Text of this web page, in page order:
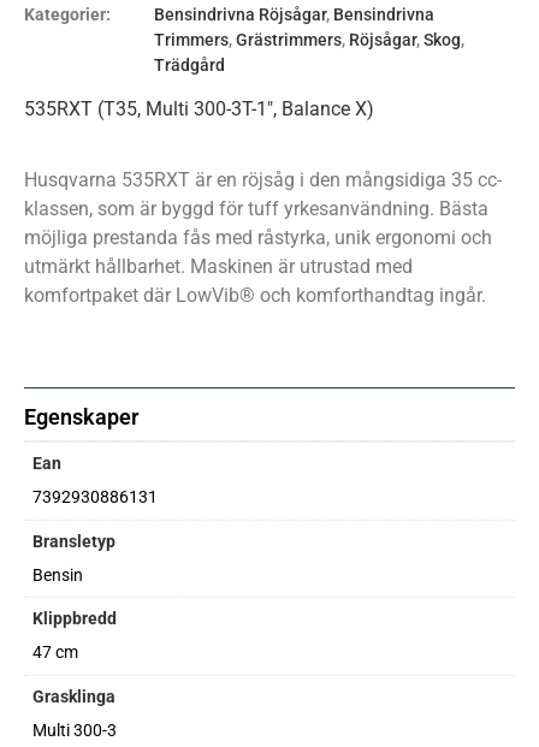
Kategorier:
Bensindrivna Röjsågar, Bensindrivna
Trimmers,Grästrimmers, Röjsågar,Skog,
Trädgård
535RXT (T35, Multi 300-3T-1″, Balance X)
Husqvarna 535RXT är en röjsåg i den mångsidiga 35 cc-
klassen, som är byggd för tuff yrkesanvändning. Bästa
möjliga prestanda fås med råstyrka, unik ergonomi och
utmärkt hållbarhet. Maskinen är utrustad med
komfortpaket där LowVib® och komforthandtag ingår.
Egenskaper
Ean
7392930886131
Bransletyp
Bensin
Klippbredd
47 cm
Grasklinga
Multi 300-3